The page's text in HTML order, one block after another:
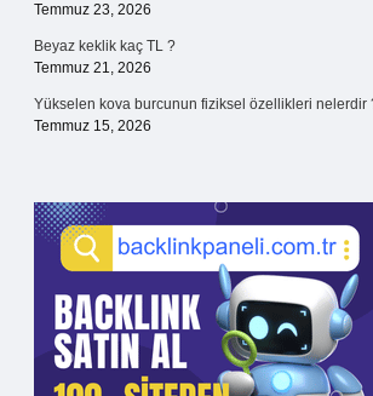
Temmuz 23, 2026
Beyaz keklik kaç TL ?
Temmuz 21, 2026
Yükselen kova burcunun fiziksel özellikleri nelerdir
Temmuz 15, 2026